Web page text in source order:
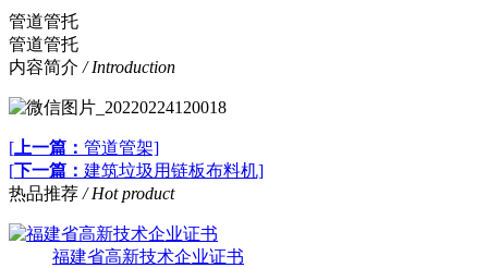
管道管托
管道管托
内容简介 / Introduction
[上一篇： 管道管架]
[下一篇： 建筑垃圾用链板布料机]
热品推荐 / Hot product
福建省高新技术企业证书